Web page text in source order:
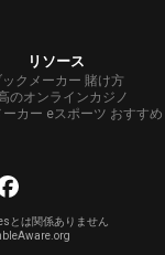
リソース
ックメーカー 賭け方
のオンラインカジノ
ーカー eスポーツ おすすめ
とは関係ありません